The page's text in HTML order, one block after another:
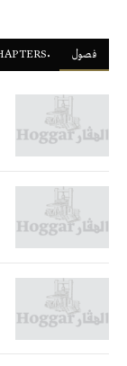
فصول